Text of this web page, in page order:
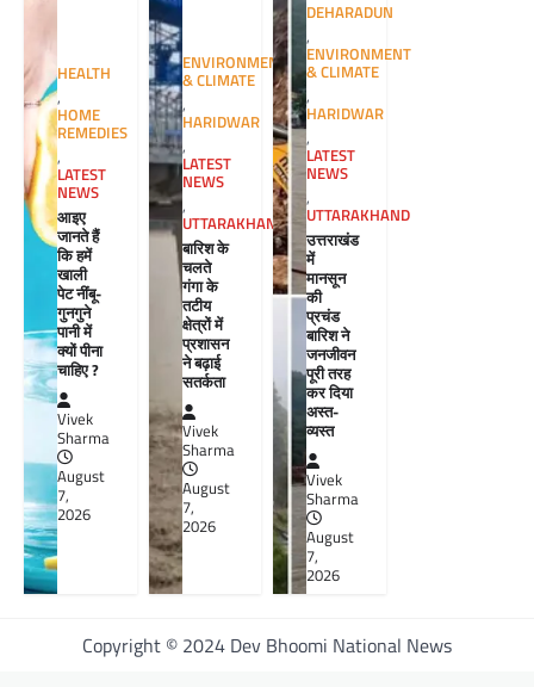
HEALTH
,
HOME
REMEDIES
,
LATEST
NEWS
आइए
जानते हैं
कि हमें
खाली
पेट नींबू-
गुनगुने
पानी में
क्यों पीना
चाहिए ?
Vivek
Sharma
August
7,
2026
ENVIRONMENT
& CLIMATE
,
HARIDWAR
,
LATEST
NEWS
,
UTTARAKHAND
बारिश के
चलते
गंगा के
तटीय
क्षेत्रों में
प्रशासन
ने बढ़ाई
सतर्कता
Vivek
Sharma
August
7,
2026
DEHARADUN
,
ENVIRONMENT
& CLIMATE
,
HARIDWAR
,
LATEST
NEWS
,
UTTARAKHAND
उत्तराखंड
में
मानसून
की
प्रचंड
बारिश ने
जनजीवन
पूरी तरह
कर दिया
अस्त-
व्यस्त
Vivek
Sharma
August
7,
2026
Copyright © 2024 Dev Bhoomi National News